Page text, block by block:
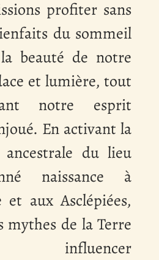
profiter sans
du sommeil
beauté de notre
et lumière, tout
notre esprit
En activant la
ancestrale du lieu
naissance à
et aux Asclépiées,
mythes de la Terre
influencer